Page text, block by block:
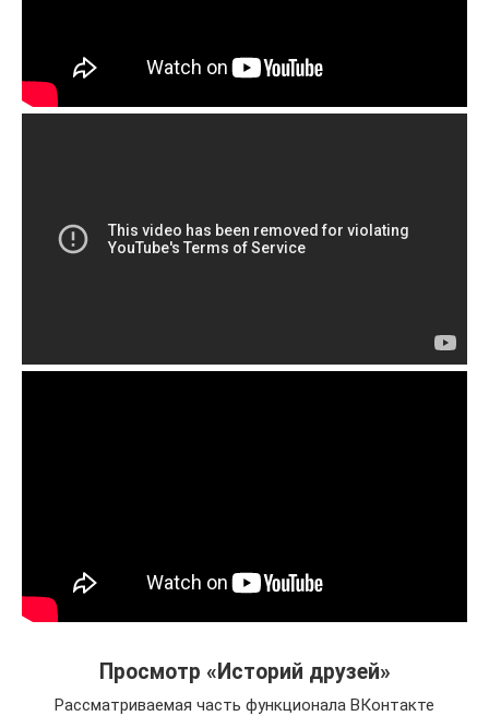
Просмотр «Историй друзей»
Рассматриваемая часть функционала ВКонтакте